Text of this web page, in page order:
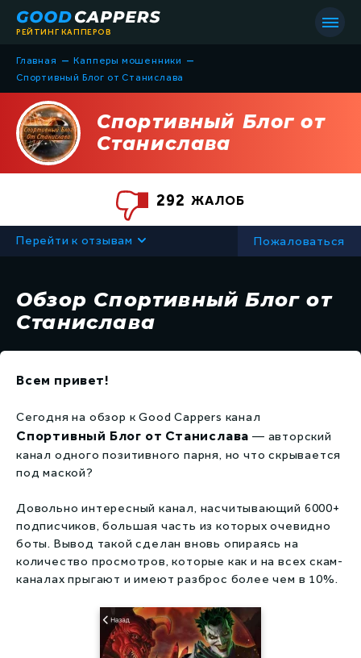
РЕЙТИНГ КАППЕРОВ
Капперы мошенники
Капперы на баскетбол
Сливы прогнозов
Всё о капперах
Термины в ставках
Главная – Капперы мошенники –
Спортивный Блог от Станислава
Спортивный Блог от
Станислава
292 ЖАЛОБ
Перейти к отзывам Пожаловаться
Обзор Спортивный Блог от
Станислава
Всем привет!
Сегодня на обзор к Good Cappers канал
Спортивный Блог от Станислава — авторский
канал одного позитивного парня, но что скрывается
под маской?
Довольно интересный канал, насчитывающий 6000+
подписчиков, большая часть из которых очевидно
боты. Вывод такой сделан вновь опираясь на
количество просмотров, которые как и на всех скам-
каналах прыгают и имеют разброс более чем в 10%.